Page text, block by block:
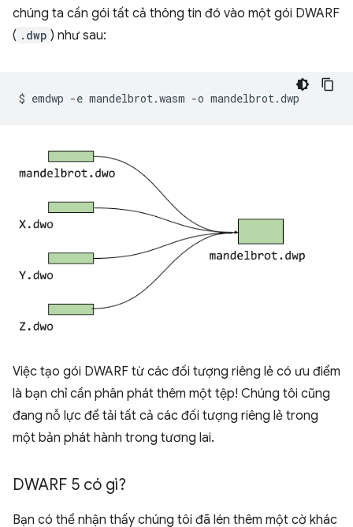
chúng ta cần gói tất cả thông tin đó vào một gói DWARF
( .dwp ) như sau:
$ emdwp -e mandelbrot.wasm -o
Việc tạo gói DWARF từ các đối tượng riêng lẻ có ưu điểm
là bạn chỉ cần phân phát thêm một tệp! Chúng tôi cũng
đang nỗ lực để tải tất cả các đối tượng riêng lẻ trong
một bản phát hành trong tương lai.
DWARF 5 có gì?
Bạn có thể nhận thấy chúng tôi đã lén thêm một cờ khác